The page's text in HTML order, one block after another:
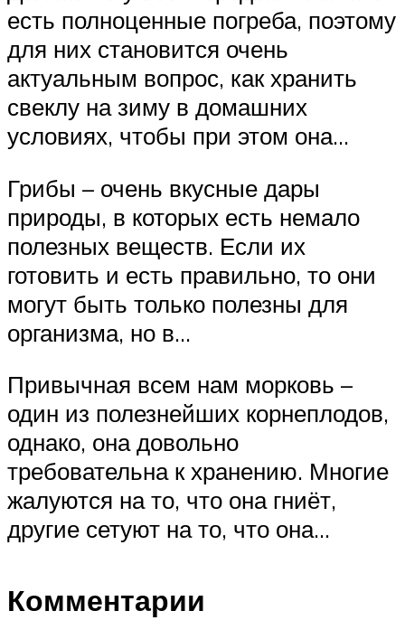
есть полноценные погреба, поэтому
для них становится очень
актуальным вопрос, как хранить
свеклу на зиму в домашних
условиях, чтобы при этом она…
Грибы – очень вкусные дары
природы, в которых есть немало
полезных веществ. Если их
готовить и есть правильно, то они
могут быть только полезны для
организма, но в…
Привычная всем нам морковь –
один из полезнейших корнеплодов,
однако, она довольно
требовательна к хранению. Многие
жалуются на то, что она гниёт,
другие сетуют на то, что она…
Комментарии